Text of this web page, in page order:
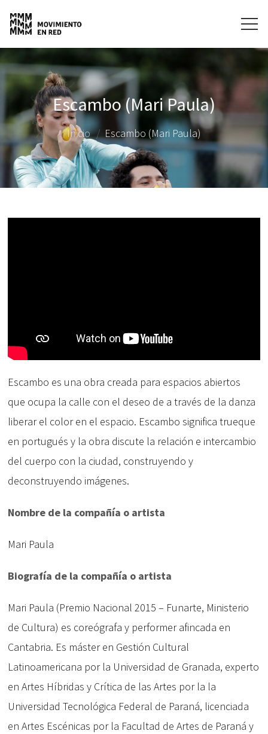
Escambo (Mari Paula)
Inicio Escambo (Mari Paula)
Escambo es una obra creada para espacios abiertos
que ocupa la calle con el deseo de a través de la danza
liberar el color en el espacio. Escambo significa trueque
en portugués y la obra discute la relación e intercambio
del cuerpo con la ciudad, construyendo y
deconstruyendo imágenes.
Nombre de la compañía o artista
Mari Paula
Biografía de la compañía o artista
Mari Paula (Premio Nacional 2015 – Funarte, Ministerio
de Cultura) es coreógrafa y performer afincada en
Cantabria. Es máster en Gestión Cultural
Latinoamericana por la Universidad de Granada, experto
en Artes Híbridas y Crítica de las Artes por la la
Universidad Tecnológica Federal de Paraná, licenciada
en Artes Escénicas por la Facultad de Artes de Paraná y